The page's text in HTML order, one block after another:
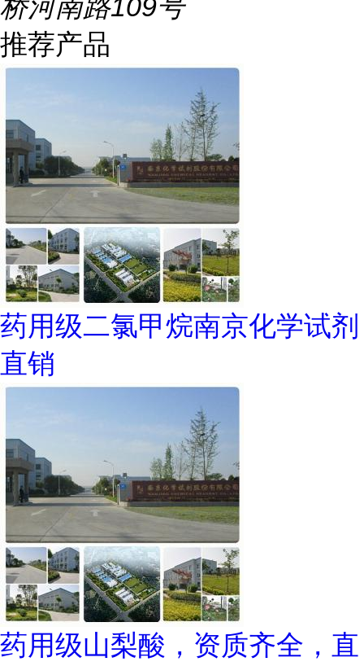
桥河南路109号
推荐产品
药用级二氯甲烷南京化学试剂
直销
药用级山梨酸，资质齐全，直